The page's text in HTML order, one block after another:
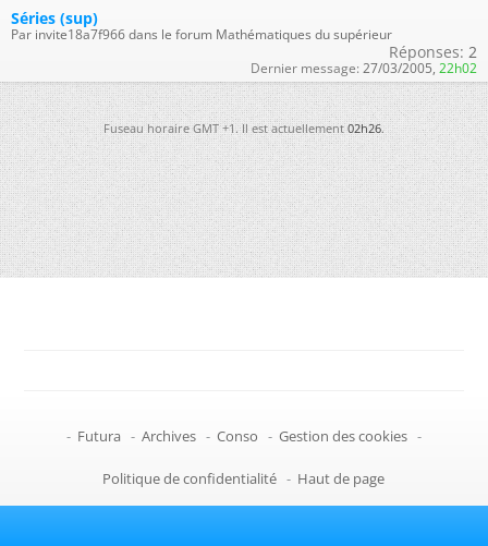
Séries (sup)
Par invite18a7f966 dans le forum Mathématiques du supérieur
Réponses: 2
Dernier message: 27/03/2005, 22h02
Fuseau horaire GMT +1. Il est actuellement02h26.
- Futura - Archives - Conso - Gestion des cookies -
Politique de confidentialité - Haut de page